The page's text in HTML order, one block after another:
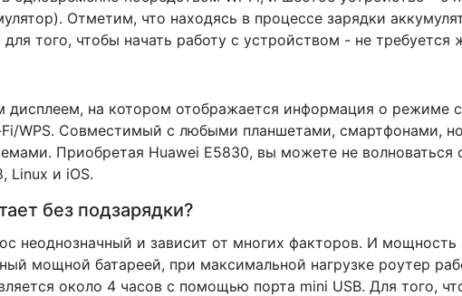
Отметим, что находясь в процессе зарядки
того, чтобы начать работу с устройством - не требуется
на котором отображается информация о режиме
Fi/WPS. Совместимый с любыми планшетами, смартфонами,
Приобретая Huawei E5830, вы можете не
Linux и iOS.
без подзарядки?
неоднозначный и зависит от многих факторов. И мощность
мощной батареей, при максимальной нагрузке роутер
около 4 часов с помощью порта mini USB. Для того,